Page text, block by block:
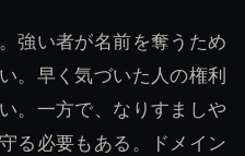
強い者が名前を奪うため
。早く気づいた人の権利
。一方で、なりすましや
る必要もある。ドメイン